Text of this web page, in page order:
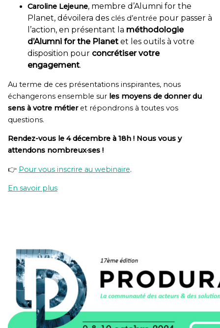
Caroline Lejeune, membre d’Alumni for the
Planet, dévoilera des clés d’entrée pour passer à
l’action, en présentant la méthodologie
d’Alumni for the Planetet les outils à votre
disposition pour concrétiser votre
engagement.
Au terme de ces présentations inspirantes, nous
échangerons ensemble sur les moyens de donner du
sens à votre métier et répondrons à toutes vos
questions.
Rendez-vous le 4 décembre à 18h ! Nous vous y
attendons nombreux·ses !
👉 Pour vous inscrire au webinaire.
En savoir plus